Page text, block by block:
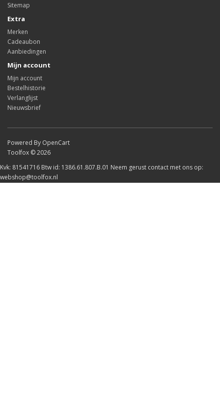
Sitemap
Extra
Merken
Cadeaubon
Aanbiedingen
Mijn account
Mijn account
Bestelhistorie
Verlanglijst
Nieuwsbrief
Powered By OpenCart
Toolfox © 2026
Kvk: 81541716 Btw id: 1386.61.807.B.01 Neem gerust contact met ons op:
webshop@toolfox.nl